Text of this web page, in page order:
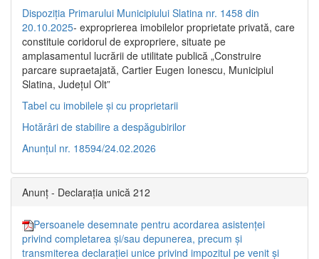
Dispoziția Primarului Municipiului Slatina nr. 1458 din
20.10.2025- exproprierea imobilelor proprietate privată, care
constituie coridorul de expropriere, situate pe
amplasamentul lucrării de utilitate publică „Construire
parcare supraetajată, Cartier Eugen Ionescu, Municipiul
Slatina, Județul Olt”
Tabel cu imobilele și cu proprietarii
Hotărâri de stabilire a despăgubirilor
Anunțul nr. 18594/24.02.2026
Anunț - Declarația unică 212
Persoanele desemnate pentru acordarea asistenței
privind completarea și/sau depunerea, precum și
transmiterea declarației unice privind impozitul pe venit și